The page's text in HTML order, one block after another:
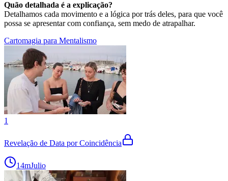
Quão detalhada é a explicação?
Detalhamos cada movimento e a lógica por trás deles, para que você
possa se apresentar com confiança, sem medo de atrapalhar.
Cartomagia para Mentalismo
1
Revelação de Data por Coincidência
14mJulio